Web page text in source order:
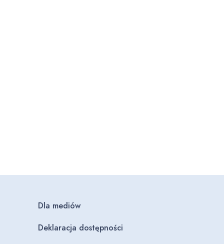
Dla mediów
Deklaracja dostępności